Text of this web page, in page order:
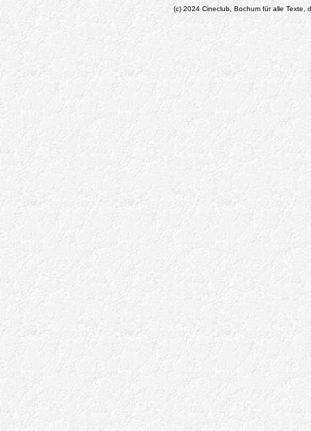
(c) 2024 Cineclub, Bochum für alle Texte,